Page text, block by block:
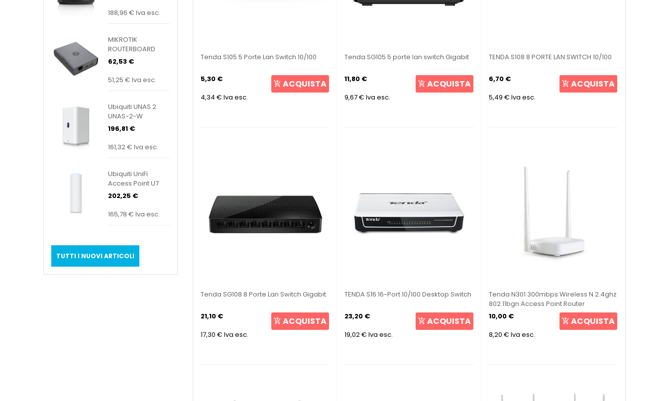
188,96 € Iva esc.
MIKROTIK
ROUTERBOARD
KNOT Embedded
62,53 €
51,25 € Iva esc.
Ubiquiti UNAS 2
UNAS-2-W
196,81 €
161,32 € Iva esc.
Ubiquiti UniFi
Access Point U7
Mesh U7-Mesh
202,25 €
165,78 € Iva esc.
TUTTI I NUOVI ARTICOLI
Tenda S105 5 Porte Lan Switch 10/100
5,30 €
4,34 € Iva esc.
ACQUISTA
Tenda SG105 5 porte lan switch Gigabit
11,80 €
9,67 € Iva esc.
ACQUISTA
TENDA S108 8 PORTE LAN SWITCH 10/100
6,70 €
5,49 € Iva esc.
ACQUISTA
Tenda SG108 8 Porte Lan Switch Gigabit
21,10 €
17,30 € Iva esc.
ACQUISTA
TENDA S16 16-Port 10/100 Desktop Switch
23,20 €
19,02 € Iva esc.
ACQUISTA
Tenda N301 300mbps Wireless N 2.4ghz
802.11bgn Access Point Router
10,00 €
8,20 € Iva esc.
ACQUISTA